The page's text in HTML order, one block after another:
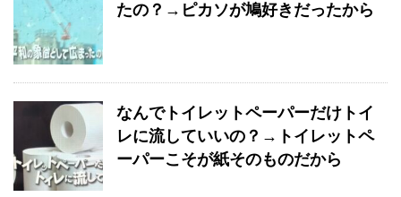
たの？→ピカソが鳩好きだったから
なんでトイレットペーパーだけトイ
レに流していいの？→トイレットペ
ーパーこそが紙そのものだから